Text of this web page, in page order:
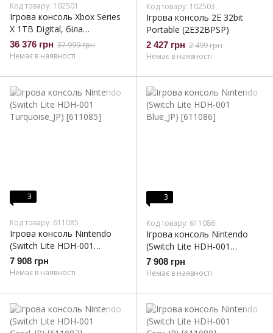
Код товару: 102501
Ігрова консоль Xbox Series
X 1TB Digital, біла
(196388363803)
36 376 грн 37 999 грн
Немає в наявності
Код товару: 102503
Ігрова консоль 2Е 32bit
Portable (2E32BPSP)
2 427 грн 2 499 грн
Немає в наявності
3
Код товару: 611085
Ігрова консоль Nintendo
(Switch Lite HDH-001
Turquoise_JP)
7 908 грн
Немає в наявності
3
Код товару: 611086
Ігрова консоль Nintendo
(Switch Lite HDH-001
Blue_JP)
7 908 грн
Немає в наявності